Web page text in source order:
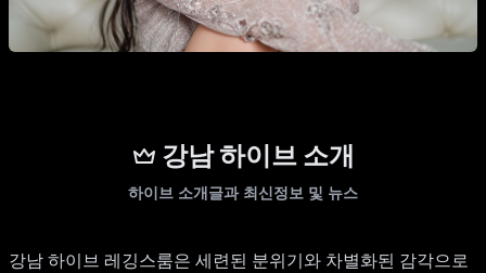
강남 하이브 소개
하이브 소개글과 최신정보 및 뉴스
강남 하이브 레깅스룸은 세련된 분위기와 차별화된 감각으로